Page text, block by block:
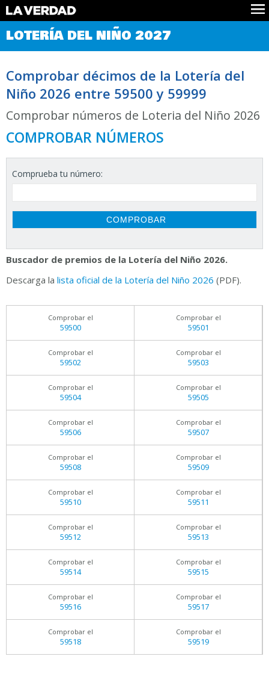
Comprobar Loteria del Niño
Premios
Noticias
Datos
Historia
LOTERÍA DEL NIÑO 2027
Comprobar décimos de la Lotería del
Niño 2026 entre 59500 y 59999
Comprobar números de Loteria del Niño 2026
COMPROBAR NÚMEROS
Comprueba tu número:
Buscador de premios de la Lotería del Niño 2026.
Descarga la lista oficial de la Lotería del Niño 2026 (PDF).
Comprobar el
59500
Comprobar el
59501
Comprobar el
59502
Comprobar el
59503
Comprobar el
59504
Comprobar el
59505
Comprobar el
59506
Comprobar el
59507
Comprobar el
59508
Comprobar el
59509
Comprobar el
59510
Comprobar el
59511
Comprobar el
59512
Comprobar el
59513
Comprobar el
59514
Comprobar el
59515
Comprobar el
59516
Comprobar el
59517
Comprobar el
59518
Comprobar el
59519